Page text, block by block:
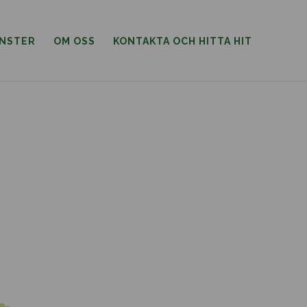
OM OSS KONTAKTA OCH HITTA HIT